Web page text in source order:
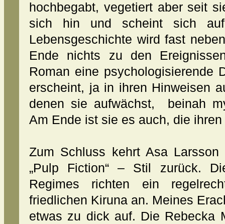
hochbegabt, vegetiert aber seit
sich hin und scheint sich auf
Lebensgeschichte wird fast
Ende nichts zu den
Roman eine psychologisierende
erscheint, ja in ihren Hinweisen
denen sie aufwächst, beinah
Am Ende ist sie es auch, die
Zum Schluss kehrt Asa
„Pulp Fiction“ – Stil zurück.
Regimes richten ein
friedlichen Kiruna an. Meines
etwas zu dick auf. Die Rebecka